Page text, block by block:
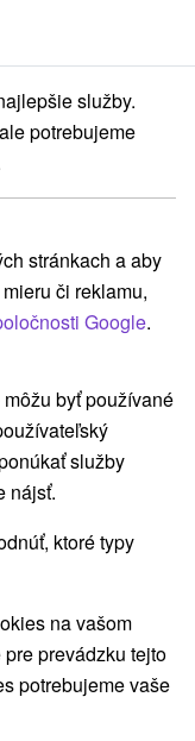
Bratislavský kraj
v
(2)
(7)
ihriská(5)
dráhy (1)
(12)
farmy
služby.
potrebujeme
stránkach a aby
či reklamu,
Google.
byť používané
služby
nájsť.
ktoré typy
na vašom
prevádzku tejto
potrebujeme vaše